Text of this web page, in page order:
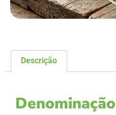
Descrição
Denominação